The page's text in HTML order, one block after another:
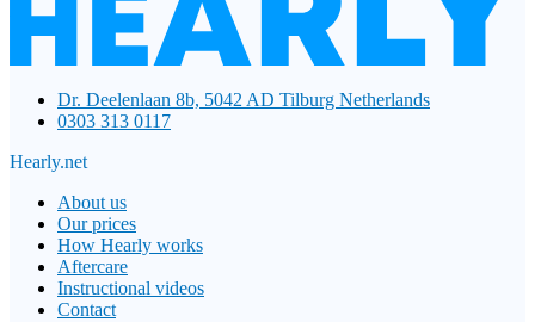
Dr. Deelenlaan 8b, 5042 AD Tilburg Netherlands
0303 313 0117
Hearly.net
About us
Our prices
How Hearly works
Aftercare
Instructional videos
Contact